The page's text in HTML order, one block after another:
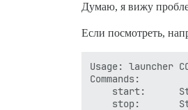
Думаю, я вижу
Если посмотреть,
Usage: launcher
Commands:
start:
stop: